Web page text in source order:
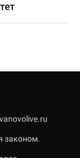
законом.